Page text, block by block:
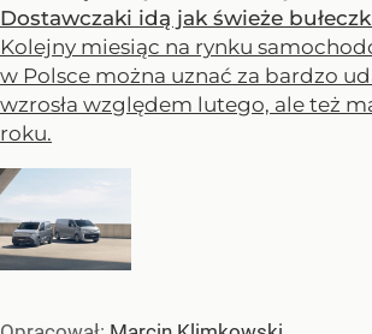
Dostawczaki idą jak świeże
Kolejny miesiąc na rynku
w Polsce można uznać za bardzo
wzrosła względem lutego, ale też
roku.